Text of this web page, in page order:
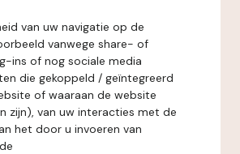
van uw navigatie op de
vanwege share- of
ins of nog sociale media
die gekoppeld / geïntegreerd
of waaraan de website
zijn), van uw interacties met de
het door u invoeren van